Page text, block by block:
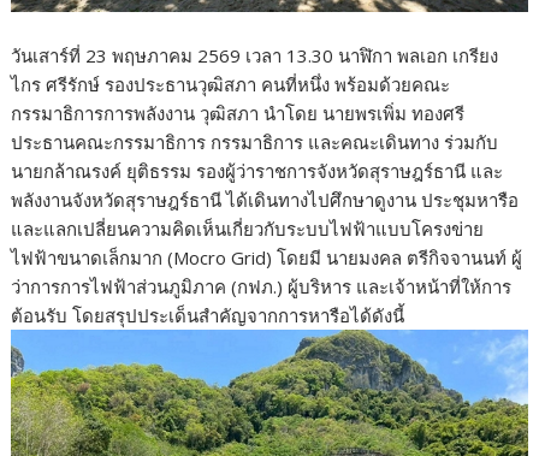
วันเสาร์ที่ 23 พฤษภาคม 2569 เวลา 13.30 นาฬิกา พลเอก เกรียง
ไกร ศรีรักษ์ รองประธานวุฒิสภา คนที่หนึ่ง พร้อมด้วยคณะ
กรรมาธิการการพลังงาน วุฒิสภา นำโดย นายพรเพิ่ม ทองศรี
ประธานคณะกรรมาธิการ กรรมาธิการ และคณะเดินทาง ร่วมกับ
นายกล้าณรงค์ ยุติธรรม รองผู้ว่าราชการจังหวัดสุราษฎร์ธานี และ
พลังงานจังหวัดสุราษฎร์ธานี ได้เดินทางไปศึกษาดูงาน ประชุมหารือ
และแลกเปลี่ยนความคิดเห็นเกี่ยวกับระบบไฟฟ้าแบบโครงข่าย
ไฟฟ้าขนาดเล็กมาก (Mocro Grid) โดยมี นายมงคล ตรีกิจจานนท์ ผู้
ว่าการการไฟฟ้าส่วนภูมิภาค (กฟภ.) ผู้บริหาร และเจ้าหน้าที่ให้การ
ต้อนรับ โดยสรุปประเด็นสำคัญจากการหารือได้ดังนี้